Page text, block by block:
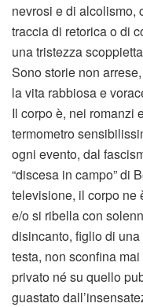
nevrosi e di alcolismo,
traccia di retorica o di
una tristezza
Sono storie non
la vita rabbiosa e
Il corpo è, nei romanzi
termometro
ogni evento, dal
“discesa in campo” di
televisione, il corpo ne
e/o si ribella con
disincanto, figlio di
testa, non sconfina
privato né su quello
guastato